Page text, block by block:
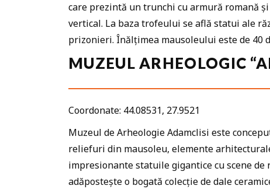
care prezintă un trunchi cu armură romană
vertical. La baza trofeului se află statui ale
prizonieri. Înălțimea mausoleului este de 40
MUZEUL ARHEOLOGIC
Coordonate: 44.08531, 27.9521
Muzeul de Arheologie Adamclisi este
reliefuri din mausoleu, elemente
impresionante statuile gigantice cu scene
adăpostește o bogată colecție de dale